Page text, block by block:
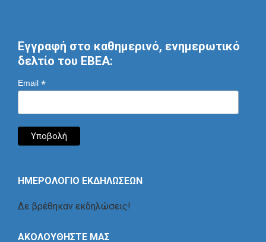
Εγγραφή στο καθημερινό, ενημερωτικό
δελτίο του ΕΒΕΑ:
Email *
ΗΜΕΡΟΛΟΓΙΟ ΕΚΔΗΛΩΣΕΩΝ
Δε βρέθηκαν εκδηλώσεις!
ΑΚΟΛΟΥΘΗΣΤΕ ΜΑΣ